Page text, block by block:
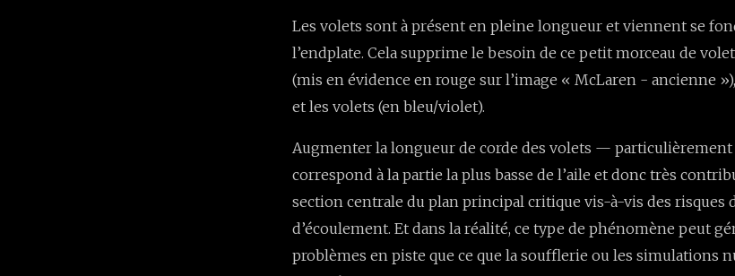
Les volets sont à présent en pleine longueur et viennent se
l’endplate. Cela supprime le besoin de ce petit morceau de
(mis en évidence en rouge sur l’image « McLaren - ancienne
et les volets (en bleu/violet).
Augmenter la longueur de corde des volets — particulièrement
correspond à la partie la plus basse de l’aile et donc très
section centrale du plan principal critique vis-à-vis des risques
d’écoulement. Et dans la réalité, ce type de phénomène peut
problèmes en piste que ce que la soufflerie ou les simulations